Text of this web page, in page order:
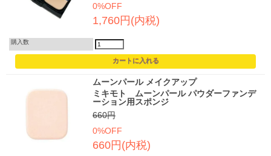
0%OFF
1,760円(内税)
購入数
ムーンパール メイクアップ
ミキモト ムーンパール パウダーファンデ
ーション用スポンジ
660円
0%OFF
660円(内税)